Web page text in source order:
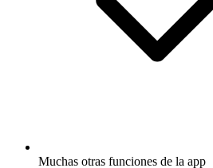
Muchas otras funciones de la app